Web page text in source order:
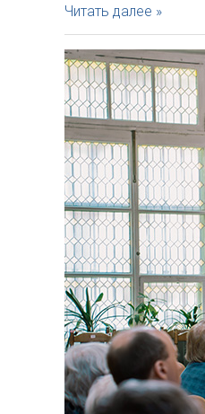
Места
почитания
Девы
Марии
Фатимской
в
Архиепархии
Читать далее »